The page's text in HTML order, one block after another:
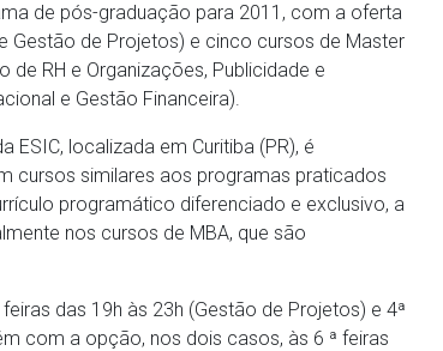
de pós-graduação para 2011, com a oferta
Gestão de Projetos) e cinco cursos de Master
RH e Organizações, Publicidade e
e Gestão Financeira).
ESIC, localizada em Curitiba (PR), é
cursos similares aos programas praticados
programático diferenciado e exclusivo, a
nos cursos de MBA, que são
das 19h às 23h (Gestão de Projetos) e 4ª
com a opção, nos dois casos, às 6 ª feiras